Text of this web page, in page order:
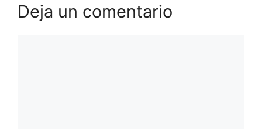
Deja un comentario